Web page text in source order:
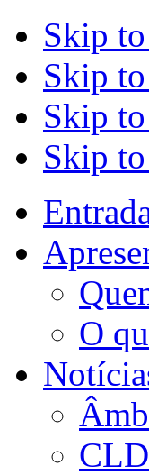
Skip
Skip
Skip
Skip
O